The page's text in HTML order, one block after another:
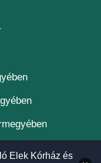
(új ablakban nyílik
Elek Kórház és